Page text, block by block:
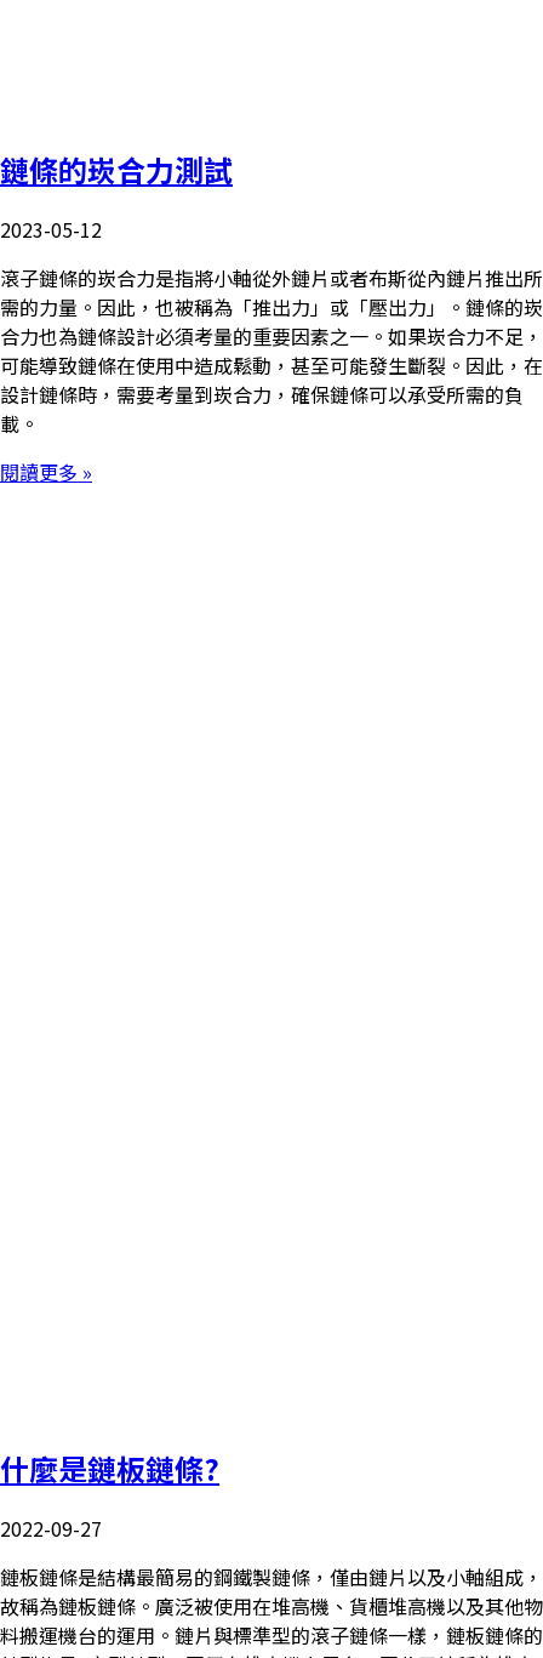
鏈條的崁合力測試
2023-05-12
滾子鏈條的崁合力是指將小軸從外鏈片或者布斯從內鏈片推出所
需的力量。因此，也被稱為「推出力」或「壓出力」。鏈條的崁
合力也為鏈條設計必須考量的重要因素之一。如果崁合力不足，
可能導致鏈條在使用中造成鬆動，甚至可能發生斷裂。因此，在
設計鏈條時，需要考量到崁合力，確保鏈條可以承受所需的負
載。
閱讀更多 »
什麼是鏈板鏈條?
2022-09-27
鏈板鏈條是結構最簡易的鋼鐵製鏈條，僅由鏈片以及小軸組成，
故稱為鏈板鏈條。廣泛被使用在堆高機、貨櫃堆高機以及其他物
料搬運機台的運用。鏈片與標準型的滾子鏈條一樣，鏈板鏈條的